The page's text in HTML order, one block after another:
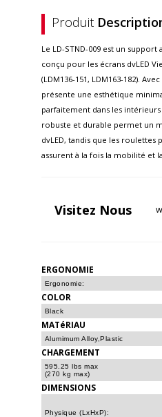
Produit
Le LD-STND-009 est un
conçu pour les écrans dvLED
(LDM136-151, LDM163-182).
présente une esthétique
parfaitement dans les
robuste et durable permet un
dvLED, tandis que les roulettes
assurent à la fois la mobilité et
Visitez Nous
ERGONOMIE
Ergonomie:
COLOR
Black
MATéRIAU
Alumimum Alloy,Plastic
CHARGEMENT
595.25 lbs max
(270 kg max)
DIMENSIONS
Physique (LxHxP):